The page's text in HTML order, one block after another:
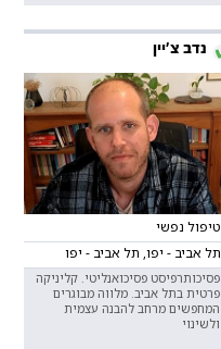
נדב צ׳יין
טיפול נפשי
תל אביב - יפו, תל אביב - יפו
פסיכותרפיסט פסיכואנליטי. קליניקה
פרטית בתל אביב. מלווה מבוגרים
המחפשים מרחב להבנה עצמית
ולשינוי